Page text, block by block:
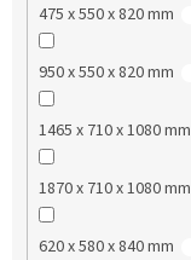
475 x 550 x 820 mm
950 x 550 x 820 mm
1465 x 710 x 1080 mm
1870 x 710 x 1080 mm
620 x 580 x 840 mm